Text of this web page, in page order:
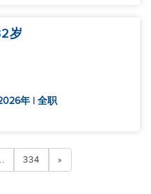
岁
年 | 全职
334 »